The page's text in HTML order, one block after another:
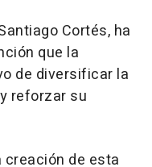
Cortés, ha
que la
de diversificar la
reforzar su
creación de esta